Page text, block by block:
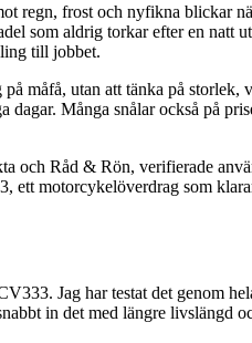
regn, frost och nyfikna blickar
som aldrig torkar efter en natt
till jobbet.
måfå, utan att tänka på
dagar. Många snålar också på
och Råd & Rön, verifierade
motorcykelöverdrag som
Jag har testat det genom
in det med längre livslängd